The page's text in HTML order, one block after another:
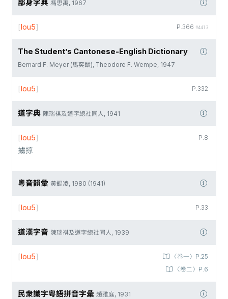
部身字典 馮思禹, 1967
P.366 #4413
[lou5]
The Student’s Cantonese-English Dictionary
Bernard F. Meyer (馬奕猷), Theodore F. Wempe, 1947
P.332
[lou5]
道字典 陳瑞祺及道字總社同人, 1941
P.8
[lou5]
擄掠
粵音韻彙 黃錫凌, 1980 (1941)
P.33
[lou5]
道漢字音 陳瑞祺及道字總社同人, 1939
〈卷一〉P.25
〈卷二〉P.6
[lou5]
民衆識字粤語拼音字彙 趙雅庭, 1931